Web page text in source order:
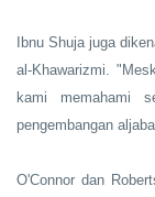
Ibnu Shuja juga
al-Khawarizmi.
kami memahami
pengembangan
O'Connor dan